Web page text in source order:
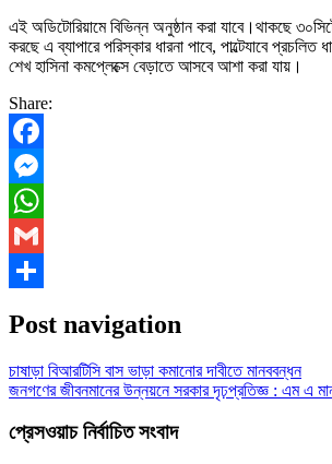
এই অডিটোরিয়ামে বিভিন্ন অনুষ্ঠান করা যাবে।থাকছে
করছে এ ব্যাপারে পরিস্কার ধারনা পাবে, পাল্টেযাবে
শেখ হাসিনা কমপ্লেক্সে বেড়াতে আসবে আশা করা যায়।
Share:
Facebook
Messenger
WhatsApp
Gmail
Post navigation
চাষাড়া বিআরটিসি বাস ভাড়া কমানোর দাবীতে মানববন্ধন
জনগণের জীবনমানের উন্নয়নে সরকার দৃঢ়প্রতিজ্ঞ : এম এ
প্রেসওয়াচ নির্বাচিত সংবাদ